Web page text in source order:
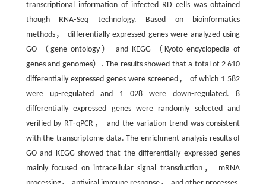
transcriptional information of infected RD cells was obtained
though RNA⁃Seq technology. Based on bioinformatics
methods， differentially expressed genes were analyzed using
GO （gene ontology） and KEGG （Kyoto encyclopedia of
genes and genomes）. The results showed that a total of 2 610
differentially expressed genes were screened， of which 1 582
were up⁃regulated and 1 028 were down⁃regulated. 8
differentially expressed genes were randomly selected and
verified by RT⁃qPCR， and the variation trend was consistent
with the transcriptome data. The enrichment analysis results of
GO and KEGG showed that the differentially expressed genes
mainly focused on intracellular signal transduction， mRNA